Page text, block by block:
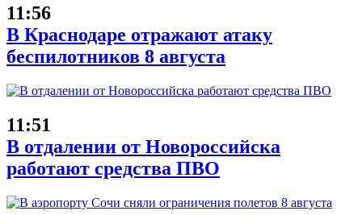
11:56
В Краснодаре отражают атаку
беспилотников 8 августа
11:51
В отдалении от Новороссийска
работают средства ПВО